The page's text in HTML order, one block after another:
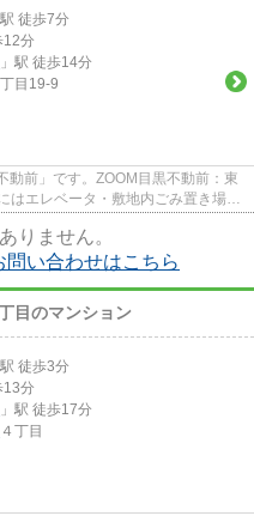
駅 徒歩7分
12分
」駅 徒歩14分
丁目19-9
動前」です。ZOOM目黒不動前：東
はエレベータ・敷地内ごみ置き場な
りません。
い合わせはこちら
目のマンション
駅 徒歩3分
13分
」駅 徒歩17分
４丁目